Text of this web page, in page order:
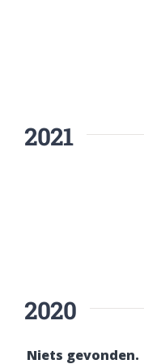
2021
2020
Niets gevonden.